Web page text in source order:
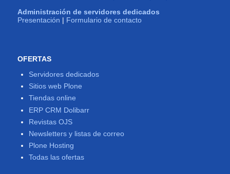
Administración de servidores dedicados
Presentación | Formulario de contacto
OFERTAS
Servidores dedicados
Sitios web Plone
Tiendas online
ERP CRM Dolibarr
Revistas OJS
Newsletters y listas de correo
Plone Hosting
Todas las ofertas